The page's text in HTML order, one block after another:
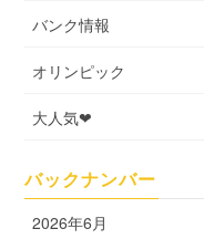
バンク情報
オリンピック
大人気❤
バックナンバー
2026年6月